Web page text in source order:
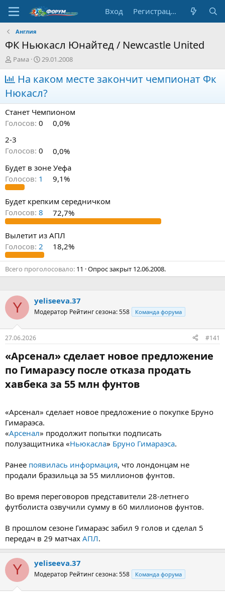
Вход Регистрация
Англия
ФК Ньюкасл Юнайтед / Newcastle United
А
в
т
о
р
т
е
м
Рама
Д
а
т
а
н
а
ч
а
29.01.2008
На каком месте закончит чемпионат Фк
Нюкасл?
Станет Чемпионом
Голосов: 0
0,0%
2-3
Голосов: 0
0,0%
Будет в зоне Уефа
Голосов: 1 9,1%
Будет крепким середничком
Голосов: 8 72,7%
Вылетит из АПЛ
Голосов: 2 18,2%
Всего проголосовало 11 Опрос закрыт 12.06.2008.
Y yeliseeva.37
Модератор Рейтинг сезона: 558 Команда форума
27.06.2026 #141
«Арсенал» сделает новое предложение
по Гимараэсу после отказа продать
хавбека за 55 млн фунтов​
«Арсенал» сделает новое предложение о покупке Бруно
Гимараэса.
«Арсенал» продолжит попытки подписать
полузащитника «Ньюкасла» Бруно Гимараэса.
Ранее появилась информация, что лондонцам не
продали бразильца за 55 миллионов фунтов.
Во время переговоров представители 28-летнего
футболиста озвучили сумму в 60 миллионов фунтов.
В прошлом сезоне Гимараэс забил 9 голов и сделал 5
передач в 29 матчах АПЛ.
Y yeliseeva.37
Модератор Рейтинг сезона: 558 Команда форума